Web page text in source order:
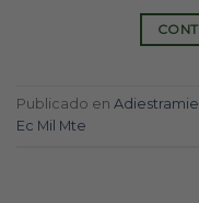
Publicado en
Ec Mil Mte